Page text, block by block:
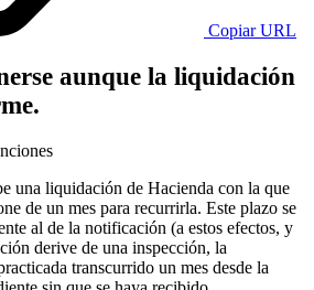
Copiar URL
aunque la liquidación
una liquidación de Hacienda con la que
de un mes para recurrirla. Este plazo se
al de la notificación (a estos efectos, y
derive de una inspección, la
transcurrido un mes desde la